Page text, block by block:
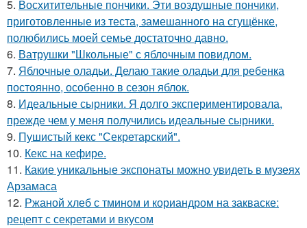
5. Восхитительные пончики. Эти воздушные пончики,
приготовленные из теста, замешанного на сгущёнке,
полюбились моей семье достаточно давно.
6. Ватрушки "Школьные" с яблочным повидлом.
7. Яблочные оладьи. Делаю такие оладьи для ребенка
постоянно, особенно в сезон яблок.
8. Идеальные сырники. Я долго экспериментировала,
прежде чем у меня получились идеальные сырники.
9. Пушистый кекс "Секретарский".
10. Кекс на кефире.
11. Какие уникальные экспонаты можно увидеть в музеях
Арзамаса
12. Ржаной хлеб с тмином и кориандром на закваске:
рецепт с секретами и вкусом